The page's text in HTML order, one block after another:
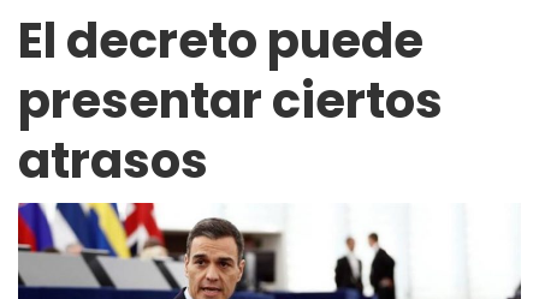
El decreto puede
presentar ciertos
atrasos